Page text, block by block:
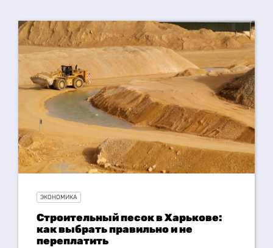
ЭКОНОМИКА
Строительный песок в Харькове:
как выбрать правильно и не
переплатить